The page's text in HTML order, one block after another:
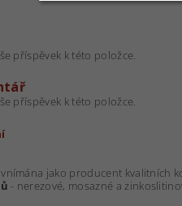
příspěvek k této položce.
příspěvek k této položce.
jako producent kvalitních
- nerezové, mosazné a